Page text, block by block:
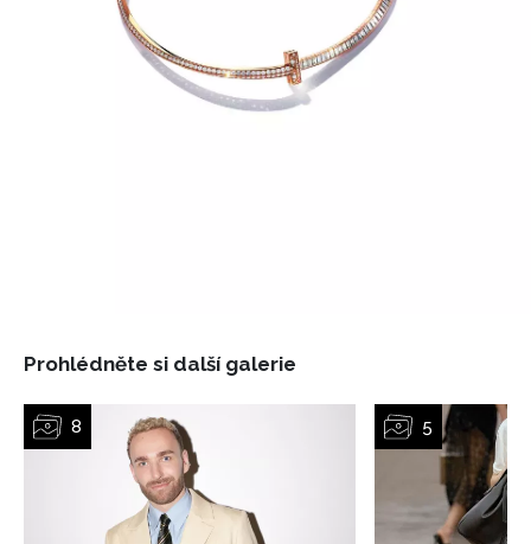
Prohlédněte si další galerie